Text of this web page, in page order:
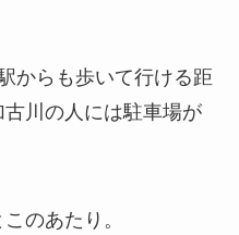
からも歩いて行ける距
川の人には駐車場が
のあたり。